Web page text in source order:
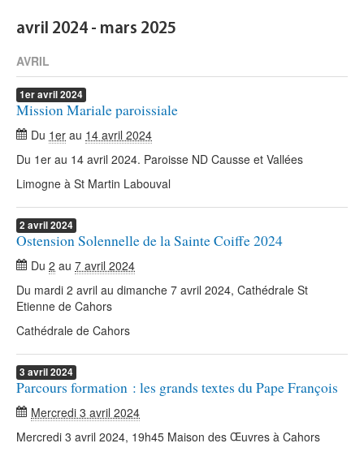
Agenda diocésain
Je donne
Annuaire/Contact
avril 2024 - mars 2025
AVRIL
1eravril2024
Mission Mariale paroissiale
Du 1er au 14 avril 2024
Du 1er au 14 avril 2024. Paroisse ND Causse et Vallées
Limogne à St Martin Labouval
2 avril2024
Ostension Solennelle de la Sainte Coiffe 2024
Du 2 au 7 avril 2024
Du mardi 2 avril au dimanche 7 avril 2024, Cathédrale St
Etienne de Cahors
Cathédrale de Cahors
3 avril2024
Parcours formation : les grands textes du Pape François
Mercredi 3 avril 2024
Mercredi 3 avril 2024, 19h45 Maison des Œuvres à Cahors